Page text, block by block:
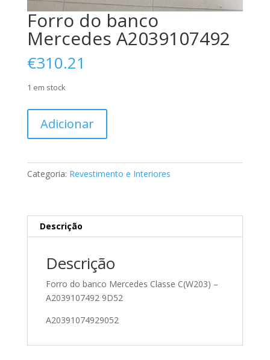
Forro do banco
Mercedes A2039107492
€310.21
1 em stock
Forro
banco
Adicionar
Categoria: Revestimento e Interiores
Descrição
Descrição
Forro do banco Mercedes Classe C(W203) –
A2039107492 9D52
A20391074929052